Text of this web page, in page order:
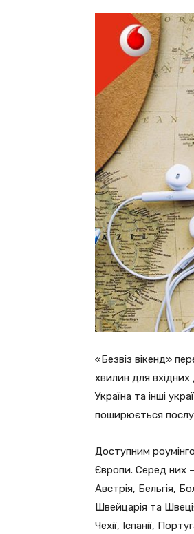
«Безвіз вікенд»
хвилин для вхідних
Україна та інші
поширюється
Доступним
Європи. Серед них
Австрія, Бельгія,
Швейцарія та
Чехії, Іспанії,